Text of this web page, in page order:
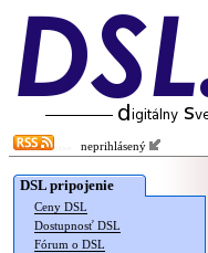
neprihlásený
DSL pripojenie
Ceny DSL
Dostupnosť DSL
Fórum o DSL